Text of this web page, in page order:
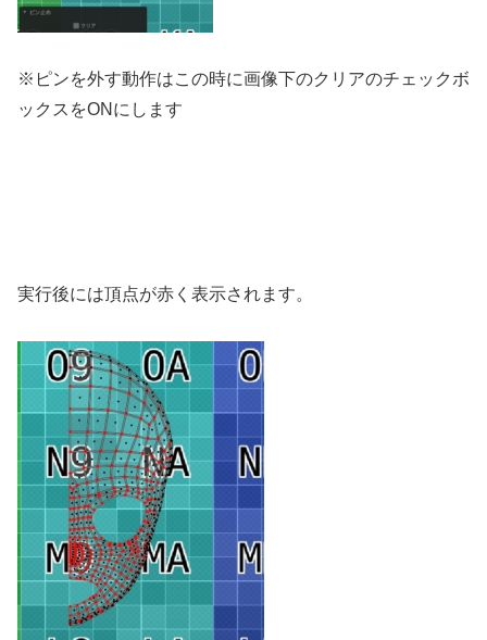
※ピンを外す動作はこの時に画像下のクリアのチェックボ
ックスをONにします
実行後には頂点が赤く表示されます。